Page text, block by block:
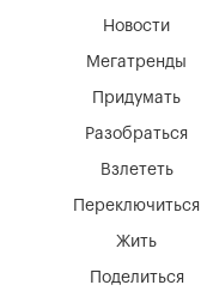
Мегатренды
Придумать
Разобраться
Взлететь
Новости
Переключиться
Жить
Поделиться